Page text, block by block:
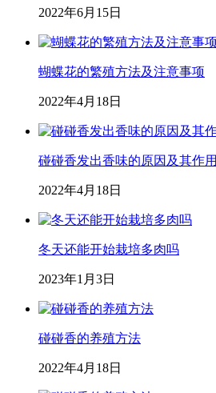
2022年6月15日
蝴蝶花的繁殖方法及注意事项
2022年4月18日
碰碰香发出香味的原因及其作用
2022年4月18日
冬天还能开始栽培多肉吗
2023年1月3日
碰碰香的养殖方法
2022年4月18日